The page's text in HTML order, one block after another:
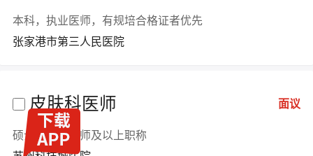
本科，执业医师，有规培合格证者优先
张家港市第三人民医院
皮肤科医师 面议
硕士，主治医师及以上职称